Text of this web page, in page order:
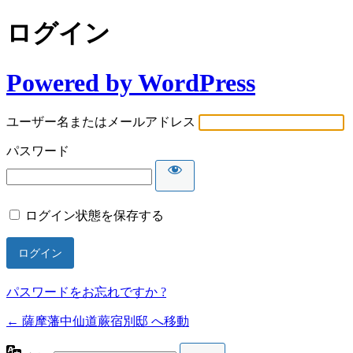
ログイン
Powered by WordPress
ユーザー名またはメールアドレス
パスワード
ログイン状態を保存する
パスワードをお忘れですか ?
← 薩摩藩中仙道蕨宿別邸 へ移動